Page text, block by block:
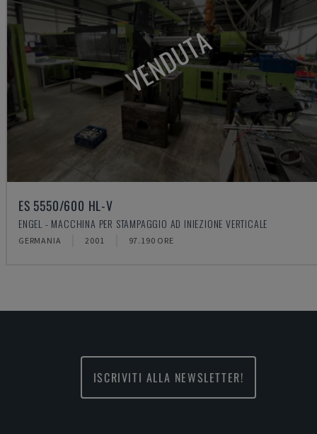
VENDUTA
ES 5550/600 HL-V
ENGEL - MACCHINA PER STAMPAGGIO AD INIEZIONE VERTICALE
GERMANIA 2001 97.190 ORE
ISCRIVITI ALLA NEWSLETTER!